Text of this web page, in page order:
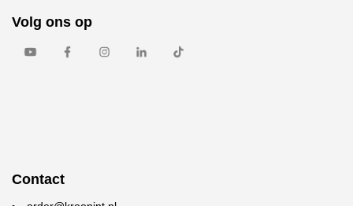
Volg ons op
Contact